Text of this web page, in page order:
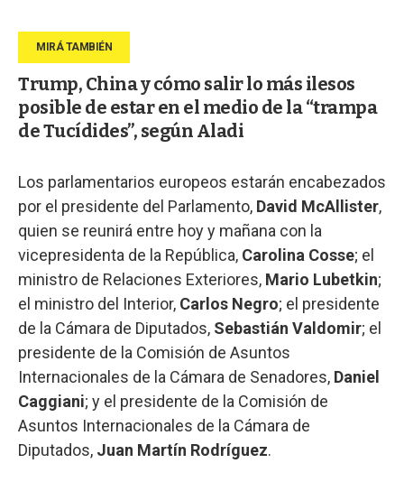
Trump, China y cómo salir lo más ilesos
posible de estar en el medio de la “trampa
de Tucídides”, según Aladi
Los parlamentarios europeos estarán encabezados
por el presidente del Parlamento, David McAllister,
quien se reunirá entre hoy y mañana con la
vicepresidenta de la República, Carolina Cosse; el
ministro de Relaciones Exteriores, Mario Lubetkin;
el ministro del Interior, Carlos Negro; el presidente
de la Cámara de Diputados, Sebastián Valdomir; el
presidente de la Comisión de Asuntos
Internacionales de la Cámara de Senadores, Daniel
Caggiani; y el presidente de la Comisión de
Asuntos Internacionales de la Cámara de
Diputados, Juan Martín Rodríguez.